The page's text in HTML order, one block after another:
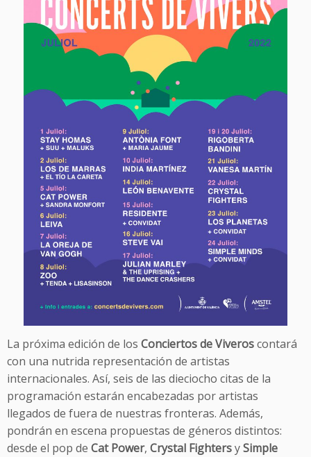
La próxima edición de los Conciertos de Viveroscontará
con una nutrida representación de artistas
internacionales. Así, seis de las dieciocho citas de la
programación estarán encabezadas por artistas
llegados de fuera de nuestras fronteras. Además,
pondrán en escena propuestas de géneros distintos:
desde el pop de Cat Power, Crystal FightersySimple